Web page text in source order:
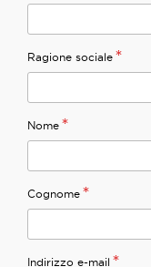
Ragione sociale *
Nome *
Cognome *
Indirizzo e-mail *